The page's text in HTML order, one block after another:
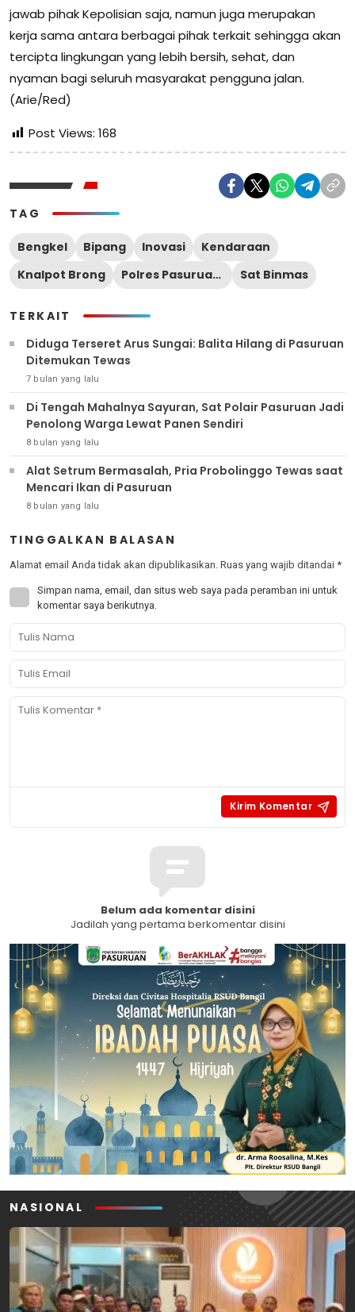
jawab pihak Kepolisian saja, namun juga merupakan
kerja sama antara berbagai pihak terkait sehingga akan
tercipta lingkungan yang lebih bersih, sehat, dan
nyaman bagi seluruh masyarakat pengguna jalan.
(Arie/Red)
Post Views: 168
TAG
Bengkel Bipang Inovasi
Kendaraan
Knalpot Brong
Polres Pasuruan Kota Sat Binmas
TERKAIT
Diduga Terseret Arus Sungai: Balita Hilang di Pasuruan
Ditemukan Tewas
7 bulan yang lalu
Di Tengah Mahalnya Sayuran, Sat Polair Pasuruan Jadi
Penolong Warga Lewat Panen Sendiri
8 bulan yang lalu
Alat Setrum Bermasalah, Pria Probolinggo Tewas saat
Mencari Ikan di Pasuruan
8 bulan yang lalu
TINGGALKAN BALASAN
Alamat email Anda tidak akan dipublikasikan. Ruas yang wajib ditandai *
Simpan nama, email, dan situs web saya pada peramban ini untuk
komentar saya berikutnya.
Belum ada komentar disini
Jadilah yang pertama berkomentar disini
NASIONAL